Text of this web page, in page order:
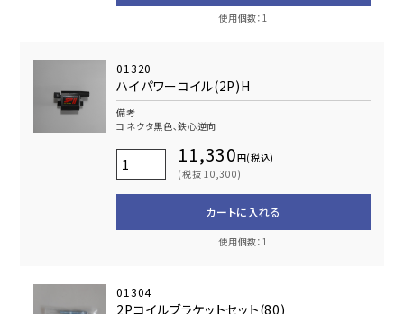
使用個数：1
01320
ハイパワーコイル(2P)H
備考
コネクタ黒色､鉄心逆向
11,330円(税込)
(税抜 10,300)
カートに入れる
使用個数：1
01304
2Pコイルブラケットセット(80)